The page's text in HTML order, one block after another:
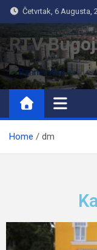
Četvrtak, 6 Augusta,
RTV
Home dm